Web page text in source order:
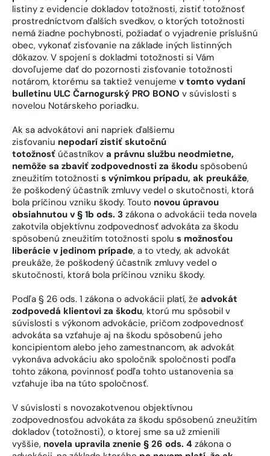
listiny z evidencie dokladov totožnosti, zistiť totožnosť
prostredníctvom ďalších svedkov, o ktorých totožnosti
nemá žiadne pochybnosti, požiadať o vyjadrenie príslušnú
obec, vykonať zisťovanie na základe iných listinných
dôkazov. V spojení s dokladmi totožnosti si Vám
dovoľujeme dať do pozornosti zisťovanie totožnosti
notárom, ktorému sa taktiež venujeme v tomto vydaní
bulletinu ULC Čarnogurský PRO BONO v súvislosti s
novelou Notárskeho poriadku.
Ak sa advokátovi ani napriek ďalšiemu
zisťovaniu nepodarí zistiť skutočnú
totožnosť účastníkov a právnu službu neodmietne,
nemôže sa zbaviť zodpovednosti za škodu spôsobenú
zneužitím totožnosti s výnimkou prípadu, ak preukáže,
že poškodený účastník zmluvy vedel o skutočnosti, ktorá
bola príčinou vzniku škody. Touto novou úpravou
obsiahnutou v § 1b ods. 3 zákona o advokácii teda novela
zakotvila objektívnu zodpovednosť advokáta za škodu
spôsobenú zneužitím totožnosti spolu s možnosťou
liberácie v jedinom prípade, a to vtedy, ak advokát
preukáže, že poškodený účastník zmluvy vedel o
skutočnosti, ktorá bola príčinou vzniku škody.
Podľa § 26 ods. 1 zákona o advokácii platí, že advokát
zodpovedá klientovi za škodu, ktorú mu spôsobil v
súvislosti s výkonom advokácie, pričom zodpovednosť
advokáta sa vzťahuje aj na škodu spôsobenú jeho
koncipientom alebo jeho zamestnancom, ak advokát
vykonáva advokáciu ako spoločník spoločnosti podľa
tohto zákona, povinnosť podľa tohto ustanovenia sa
vzťahuje iba na túto spoločnosť.
V súvislosti s novozakotvenou objektívnou
zodpovednosťou advokáta za škodu spôsobenú zneužitím
dokladov (totožnosti), o ktorej sme sa už zmienili
vyššie, novela upravila znenie § 26 ods. 4 zákona o